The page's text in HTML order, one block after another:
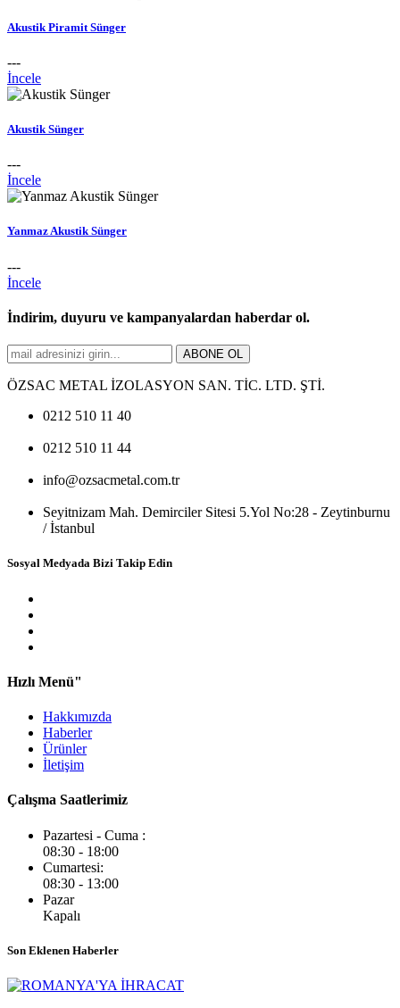
Akustik Piramit Sünger
---
İncele
Akustik Sünger
---
İncele
Yanmaz Akustik Sünger
---
İncele
İndirim, duyuru ve kampanyalardan haberdar ol.
ABONE OL
ÖZSAC METAL İZOLASYON SAN. TİC. LTD. ŞTİ.
0212 510 11 40
0212 510 11 44
info@ozsacmetal.com.tr
Seyitnizam Mah. Demirciler Sitesi 5.Yol No:28 - Zeytinburnu
/ İstanbul
Sosyal Medyada Bizi Takip Edin
Hızlı Menü"
Hakkımızda
Haberler
Ürünler
İletişim
Çalışma Saatlerimiz
Pazartesi - Cuma :
08:30 - 18:00
Cumartesi:
08:30 - 13:00
Pazar
Kapalı
Son Eklenen Haberler